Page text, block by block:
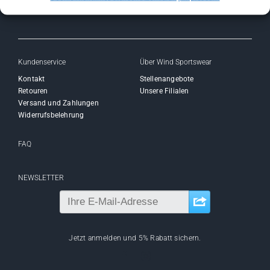
Kundenservice
Kontakt
Retouren
Versand und Zahlungen
Widerrufsbelehrung
Über Wind Sportswear
Stellenangebote
Unsere Filialen
FAQ
NEWSLETTER
Jetzt anmelden und 5% Rabatt sichern.